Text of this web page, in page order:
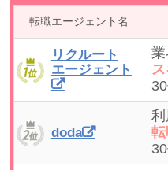
転職エージェント名
リクルート
エージェント
doda